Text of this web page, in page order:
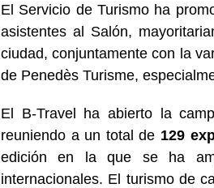
El Servicio de Turismo ha
asistentes al Salón,
ciudad, conjuntamente con la
de Penedès Turisme,
El B-Travel ha abierto la
reuniendo a un total de 129
edición en la que se ha
internacionales. El turismo de